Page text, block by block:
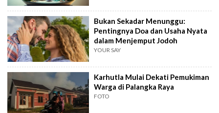
Bukan Sekadar Menunggu:
Pentingnya Doa dan Usaha Nyata
dalam Menjemput Jodoh
YOUR SAY
Karhutla Mulai Dekati Pemukiman
Warga di Palangka Raya
FOTO